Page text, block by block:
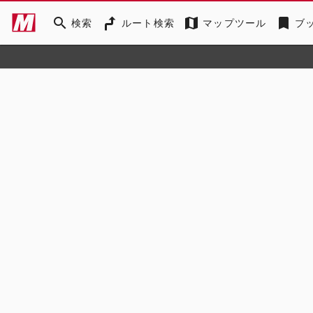
search 検索 ルート検索 map マップツール bookmark ブ